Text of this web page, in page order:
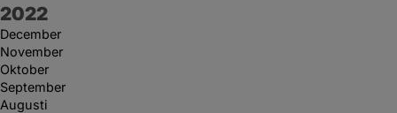
År:
2022
December
November
Oktober
September
Augusti